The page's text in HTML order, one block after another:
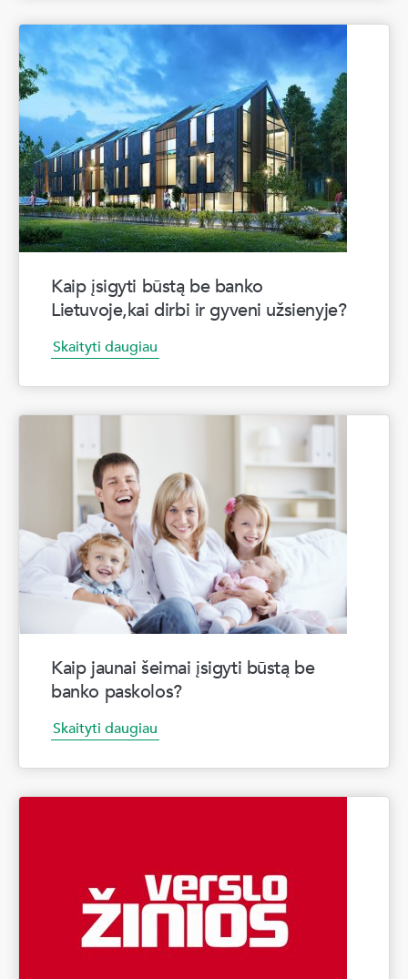
Kaip įsigyti būstą be banko
Lietuvoje,kai dirbi ir gyveni užsienyje?
Skaityti daugiau
Kaip jaunai šeimai įsigyti būstą be
banko paskolos?
Skaityti daugiau